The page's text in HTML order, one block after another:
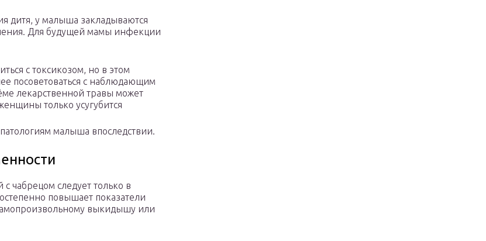
дитя, у малыша закладываются
Для будущей мамы инфекции
с токсикозом, но в этом
посоветоваться с наблюдающим
лекарственной травы может
только усугубится
малыша впоследствии.
чабрецом следует только в
повышает показатели
выкидышу или